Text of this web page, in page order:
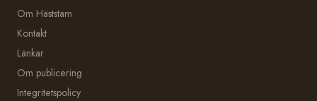
Om Häststam
Kontakt
Länkar
Om publicering
Integritetspolicy